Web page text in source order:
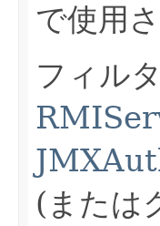
で使用
フィル
(または